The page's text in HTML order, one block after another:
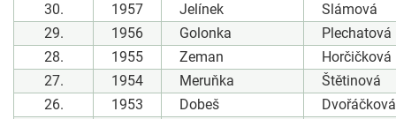
30.
1957 Jelínek
Slámová
29.
1956 Golonka
Plechatová
28.
1955 Zeman
Horčičková
27.
1954 Meruňka
Štětinová
26.
1953 Dobeš
Dvořáčková